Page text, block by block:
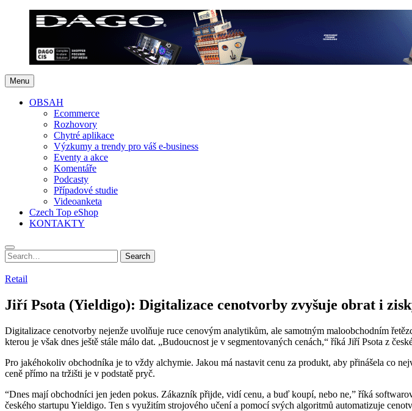
Menu
OBSAH
Ecommerce
Rozhovory
Chytré aplikace
Výzkumy a trendy pro váš e-business
Eventy a akce
Komentáře
Podcasty
Případové studie
Videoanketa
Czech Top eShop
KONTAKTY
Search
for:
Search
Retail
Jiří Psota (Yieldigo): Digitalizace cenotvorby zvyšuje obrat i
Digitalizace cenotvorby nejenže uvolňuje ruce cenovým analytikům, ale samotným maloobchodním
kterou je však dnes ještě stále málo dat. „Budoucnost je v segmentovaných cenách,“ říká Jiří Psota z
Pro jakéhokoliv obchodníka je to vždy alchymie. Jakou má nastavit cenu za produkt, aby přinášela co
ceně přímo na tržišti je v podstatě pryč.
“Dnes mají obchodníci jen jeden pokus. Zákazník přijde, vidí cenu, a buď koupí, nebo ne,” říká
českého startupu Yieldigo. Ten s využitím strojového učení a pomocí svých algoritmů automatizuje